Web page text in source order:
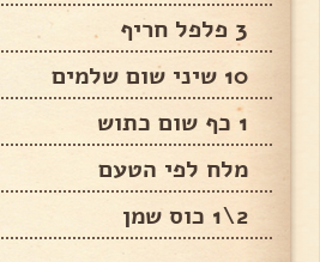
3 פלפל חריף
10 שיני שום שלמים
1 כף שום כתוש
מלח לפי הטעם
2\1 כוס שמן